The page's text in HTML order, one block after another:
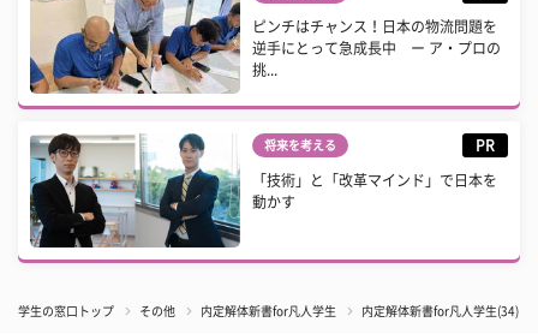
ピンチはチャンス！日本の物流問題を
逆手にとって急成長中 ー ア・プロの
挑...
将来を考える PR
「技術」と「改革マインド」で日本を
動かす
学生の窓口トップ その他 内定解体新書for凡人学生 内定解体新書for凡人学生(34)